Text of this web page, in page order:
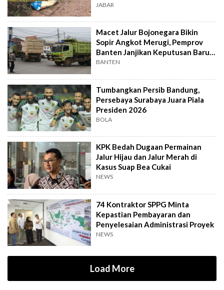
JABAR
Macet Jalur Bojonegara Bikin
Sopir Angkot Merugi, Pemprov
Banten Janjikan Keputusan Baru 4
Hari Lagi
BANTEN
Tumbangkan Persib Bandung,
Persebaya Surabaya Juara Piala
Presiden 2026
BOLA
KPK Bedah Dugaan Permainan
Jalur Hijau dan Jalur Merah di
Kasus Suap Bea Cukai
NEWS
74 Kontraktor SPPG Minta
Kepastian Pembayaran dan
Penyelesaian Administrasi Proyek
NEWS
Load More